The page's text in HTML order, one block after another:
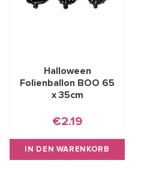
Halloween
Folienballon BOO 65
x 35cm
€2.19
IN DEN WARENKORB